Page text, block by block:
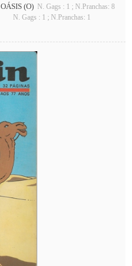
OÁSIS (O) N. Gags : 1 ; N.Pranchas: 8
N. Gags : 1 ; N.Pranchas: 1